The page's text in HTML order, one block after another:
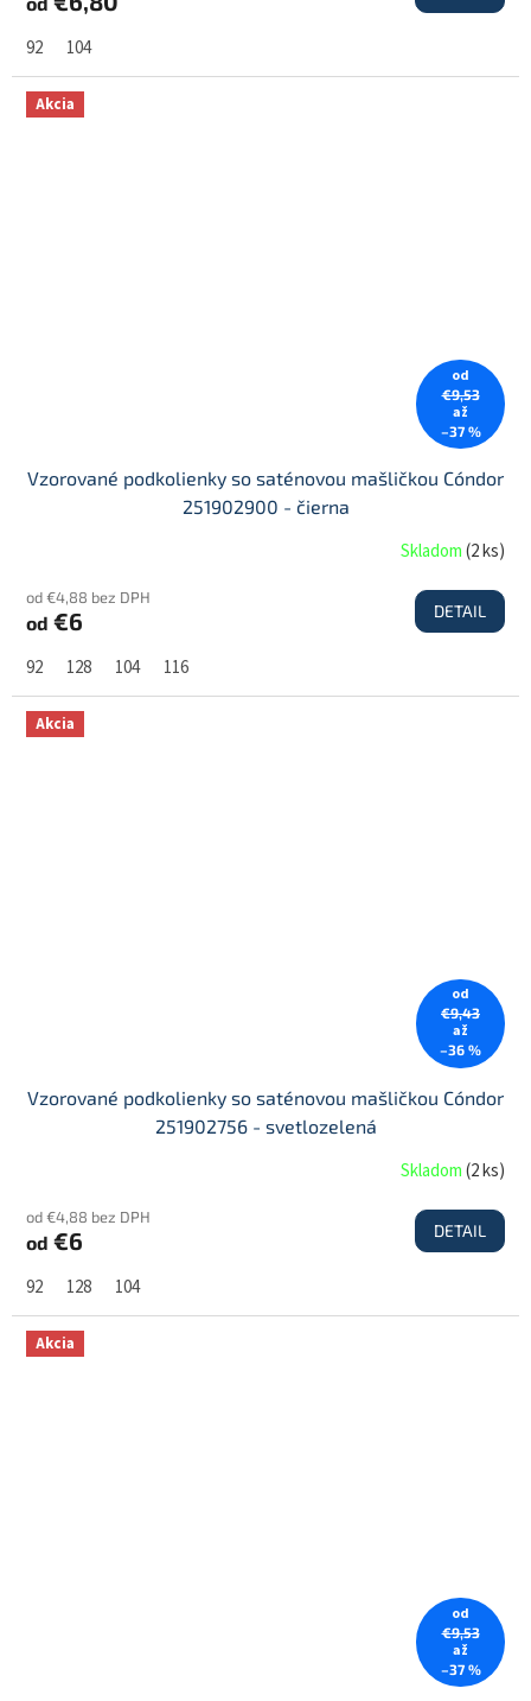
92 104
Akcia
od
€9,53
až
–37 %
Vzorované podkolienky so saténovou mašličkou Cóndor
251902900 - čierna
Skladom(2 ks)
od €4,88 bez DPH
od €6 DETAIL
92 128 104 116
Akcia
od
€9,43
až
–36 %
Vzorované podkolienky so saténovou mašličkou Cóndor
251902756 - svetlozelená
Skladom(2 ks)
od €4,88 bez DPH
od €6 DETAIL
92 128 104
Akcia
od
€9,53
až
–37 %